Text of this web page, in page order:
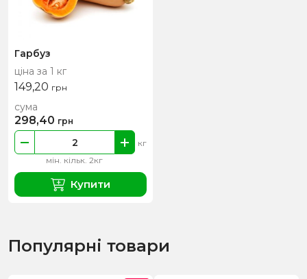
Гарбуз
ціна за 1 кг
149,20 грн
мін. кільк. 2кг
кг
сума
298,40 грн
Купити
Популярні товари